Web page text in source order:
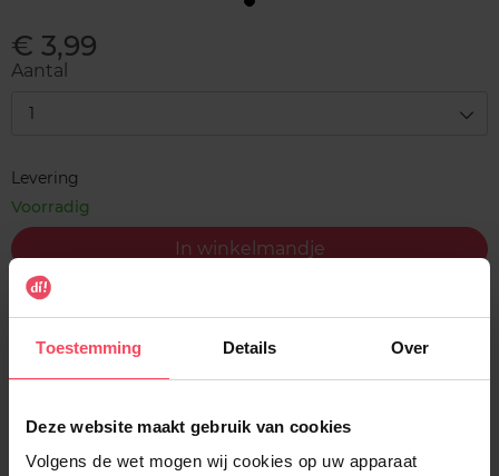
Toestemming Details Over
Deze website maakt gebruik van cookies
Volgens de wet mogen wij cookies op uw apparaat
€ 3,99
Aantal
1
Levering
Voorradig
In winkelmandje
Gratis retour in je winkelpunt